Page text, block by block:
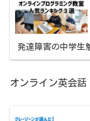
発達障害の中学生
オンライン英会話